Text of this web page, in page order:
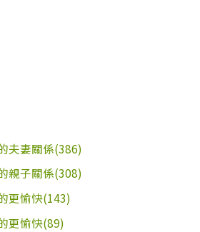
夫妻關係(386)
親子關係(308)
更愉快(143)
更愉快(89)